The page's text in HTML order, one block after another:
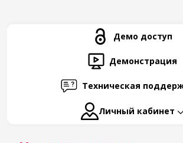
Демо доступ
Демонстрация
Техническая
Личный кабинет